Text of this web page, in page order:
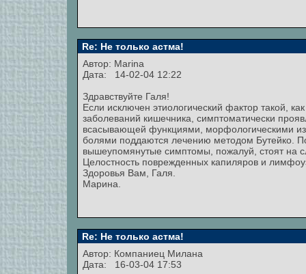
Re: Не только астма!
Автор: Marina
Дата: 14-02-04 12:22
Здравствуйте Галя!
Если исключен этиологический фактор такой,
заболеваний кишечника, симптоматически
всасывающей функциями, морфологическими
болями поддаются лечению методом Бутейко.
вышеупомянутые симптомы, пожалуй, стоят на
Целостность поврежденных капиляров и
Здоровья Вам, Галя.
Марина.
Re: Не только астма!
Автор: Компаниец Милана
Дата: 16-03-04 17:53